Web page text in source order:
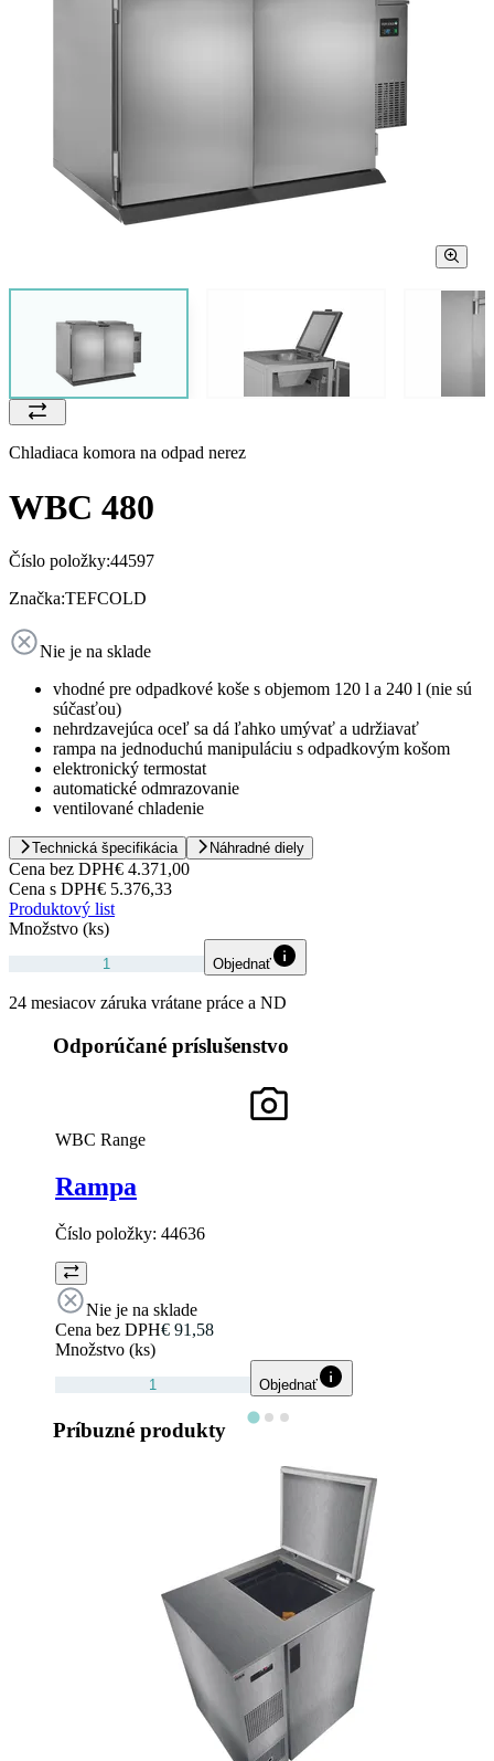
Chladiaca komora na odpad nerez
WBC 480
Číslo položky:44597
Značka:TEFCOLD
Nie je na sklade
vhodné pre odpadkové koše s objemom 120 l a 240 l (nie sú
súčasťou)
nehrdzavejúca oceľ sa dá ľahko umývať a udržiavať
rampa na jednoduchú manipuláciu s odpadkovým košom
elektronický termostat
automatické odmrazovanie
ventilované chladenie
Technická špecifikácia Náhradné diely
Cena bez DPH€ 4.371,00
Cena s DPH€ 5.376,33
Produktový list
Množstvo (ks)
Objednať
24 mesiacov záruka vrátane práce a ND
Odporúčané príslušenstvo
WBC Range
Rampa
Číslo položky: 44636
Nie je na sklade
Cena bez DPH€ 91,58
Množstvo (ks)
Objednať
Príbuzné produkty